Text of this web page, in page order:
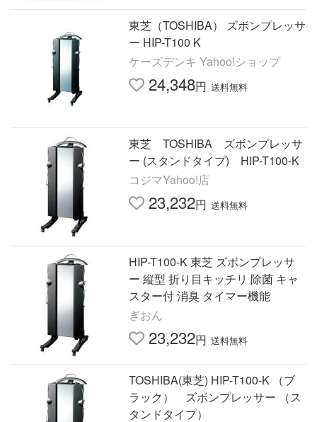
東芝（TOSHIBA） ズボンプレッサ
ー HIP-T100 K
ケーズデンキ Yahoo!ショップ
24,348円 送料無料
東芝 TOSHIBA ズボンプレッサ
ー (スタンドタイプ) HIP-T100-K
コジマYahoo!店
23,232円 送料無料
HIP-T100-K 東芝 ズボンプレッサ
ー 縦型 折り目キッチリ 除菌 キャ
スター付 消臭 タイマー機能
ぎおん
23,232円 送料無料
TOSHIBA(東芝) HIP-T100-K （ブ
ラック） ズボンプレッサー （ス
タンドタイプ）